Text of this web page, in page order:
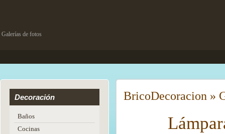
Galerías de fotos
Decoración
Baños
Cocinas
BricoDecoracion »